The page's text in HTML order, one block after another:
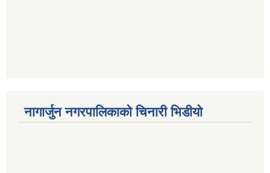
नागार्जुन नगरपालिकाको चिनारी भिडीयो